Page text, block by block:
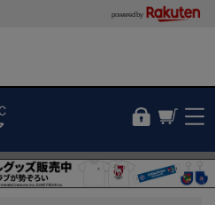
powered by